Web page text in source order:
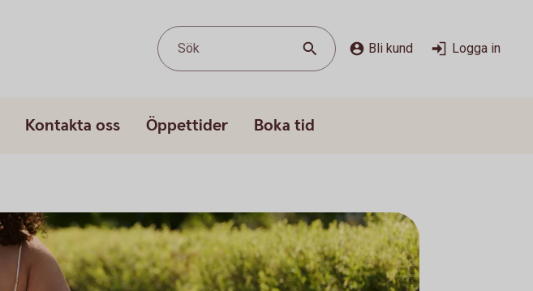
Sök Bli kund Logga in
Kontakta oss Öppettider Boka tid